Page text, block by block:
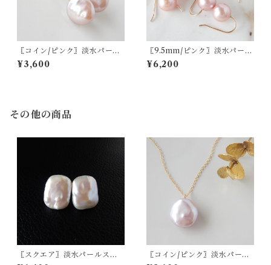
〖コイン/ピンク〗淡水パール
フックピアス14kgf【1601】
¥3,600
〖9.5mm/ピンク〗淡水パール
フックピアス14kgf【1900】
¥6,200
その他の商品
〖スクエア〗淡水パールスタ
〖コイン/ピンク〗淡水パール